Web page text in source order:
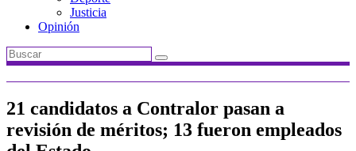
Justicia
Opinión
21 candidatos a Contralor pasan a
revisión de méritos; 13 fueron empleados